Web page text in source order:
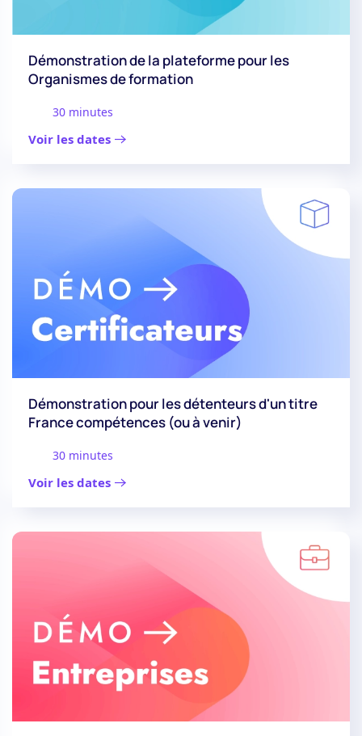
Démonstration de la plateforme pour les
Organismes de formation
30 minutes
Voir les dates
Démonstration pour les détenteurs d'un titre
France compétences (ou à venir)
30 minutes
Voir les dates